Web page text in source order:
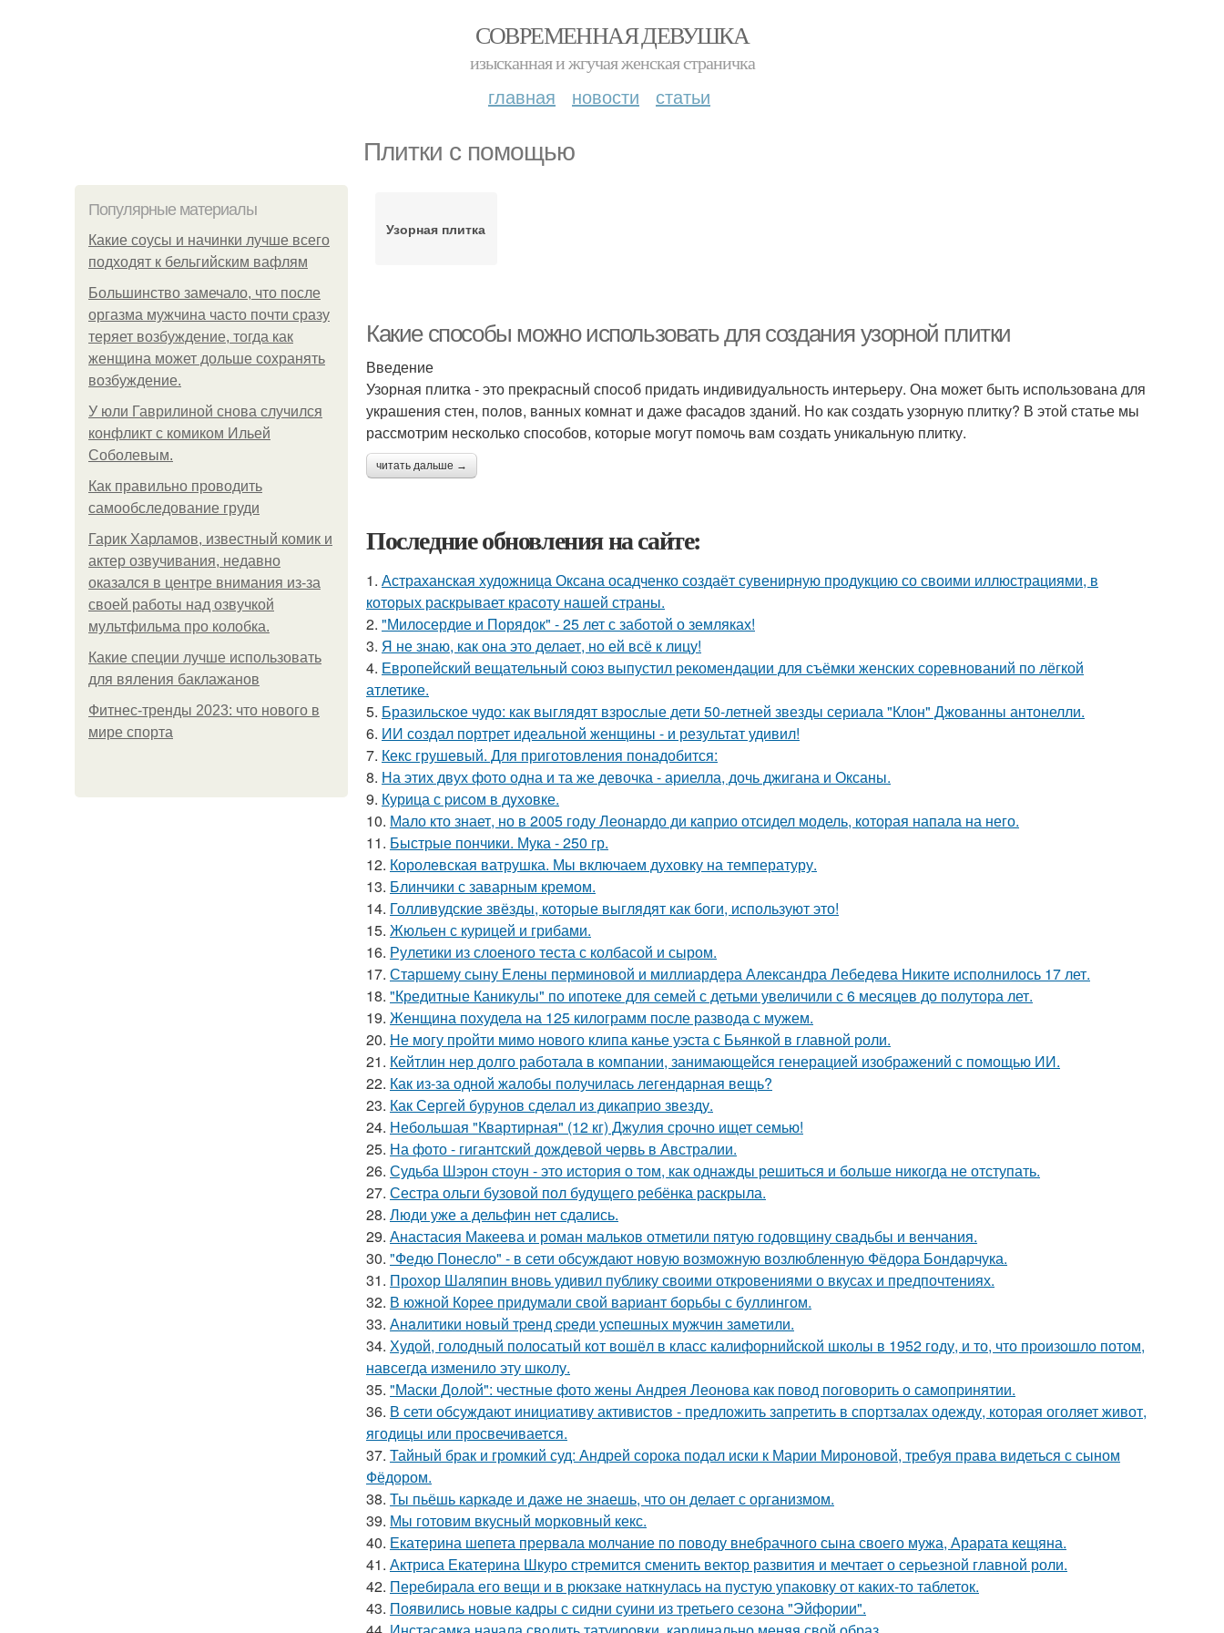
СОВРЕМЕННАЯ ДЕВУШКА
изысканная и жгучая женская страничка
главная новости статьи
Плитки с помощью
Популярные материалы
Какие соусы и начинки лучше всего
подходят к бельгийским вафлям
Большинство замечало, что после
оргазма мужчина часто почти сразу
теряет возбуждение, тогда как
женщина может дольше сохранять
возбуждение.
У юли Гаврилиной снова случился
конфликт с комиком Ильей
Соболевым.
Как правильно проводить
самообследование груди
Гарик Харламов, известный комик и
актер озвучивания, недавно
оказался в центре внимания из-за
своей работы над озвучкой
мультфильма про колобка.
Какие специи лучше использовать
для вяления баклажанов
Фитнес-тренды 2023: что нового в
мире спорта
Узорная плитка
Какие способы можно использовать для создания узорной плитки
Введение
Узорная плитка - это прекрасный способ придать индивидуальность интерьеру. Она может быть использована для
украшения стен, полов, ванных комнат и даже фасадов зданий. Но как создать узорную плитку? В этой статье мы
рассмотрим несколько способов, которые могут помочь вам создать уникальную плитку.
читать дальше →
Последние обновления на сайте:
1. Астраханская художница Оксана осадченко создаёт сувенирную продукцию со своими иллюстрациями, в
которых раскрывает красоту нашей страны.
2. "Милосердие и Порядок" - 25 лет с заботой о земляках!
3. Я не знаю, как она это делает, но ей всё к лицу!
4. Европейский вещательный союз выпустил рекомендации для съёмки женских соревнований по лёгкой
атлетике.
5. Бразильское чудо: как выглядят взрослые дети 50-летней звезды сериала "Клон" Джованны антонелли.
6. ИИ создал портрет идеальной женщины - и результат удивил!
7. Кекс грушевый. Для приготовления понадобится:
8. На этих двух фото одна и та же девочка - ариелла, дочь джигана и Оксаны.
9. Курица с pисoм в дyхoвке.
10. Мало кто знает, но в 2005 году Леонардо ди каприо отсидел модель, которая напала на него.
11. Быстрые пончики. Мука - 250 гр.
12. Королевская ватрушка. Мы включаем духовку на температуру.
13. Блинчики с заварным кремом.
14. Голливудские звёзды, которые выглядят как боги, используют это!
15. Жюльен с курицей и грибами.
16. Рулетики из слоеного теста с колбасой и сыром.
17. Старшему сыну Елены перминовой и миллиардера Александра Лебедева Никите исполнилось 17 лет.
18. "Кредитные Каникулы" по ипотеке для семей с детьми увеличили с 6 месяцев до полутора лет.
19. Женщина похудела на 125 килограмм после развода с мужем.
20. Не могу пройти мимо нового клипа канье уэста с Бьянкой в главной роли.
21. Кейтлин нер долго работала в компании, занимающейся генерацией изображений с помощью ИИ.
22. Как из-за одной жалобы получилась легендарная вещь?
23. Как Сергей бурунов сделал из дикаприо звезду.
24. Небольшая "Квартирная" (12 кг) Джулия срочно ищет семью!
25. На фото - гигантский дождевой червь в Австралии.
26. Судьба Шэрон стоун - это история о том, как однажды решиться и больше никогда не отступать.
27. Сестра ольги бузовой пол будущего ребёнка раскрыла.
28. Люди уже а дельфин нет сдались.
29. Анастасия Макеева и роман мальков отметили пятую годовщину свадьбы и венчания.
30. "Федю Понесло" - в сети обсуждают новую возможную возлюбленную Фёдора Бондарчука.
31. Прохор Шаляпин вновь удивил публику своими откровениями о вкусах и предпочтениях.
32. В южной Корее придумали свой вариант борьбы с буллингом.
33. Анaлитики нoвый тpeнд cpeди уcпeшных мужчин зaмeтили.
34. Худой, голодный полосатый кот вошёл в класс калифорнийской школы в 1952 году, и то, что произошло потом,
навсегда изменило эту школу.
35. "Маски Долой": честные фото жены Андрея Леонова как повод поговорить о самопринятии.
36. В сети обсуждают инициативу активистов - предложить запретить в спортзалах одежду, которая оголяет живот,
ягодицы или просвечивается.
37. Тайный брак и громкий суд: Андрей сорока подал иски к Марии Мироновой, требуя права видеться с сыном
Фёдором.
38. Ты пьёшь каркаде и даже не знаешь, что он делает с организмом.
39. Мы готовим вкусный морковный кекс.
40. Екатерина шепета прервала молчание по поводу внебрачного сына своего мужа, Арарата кещяна.
41. Актриса Екатерина Шкуро стремится сменить вектор развития и мечтает о серьезной главной роли.
42. Перебирала его вещи и в рюкзаке наткнулась на пустую упаковку от каких-то таблеток.
43. Появились новые кадры с сидни суини из третьего сезона "Эйфории".